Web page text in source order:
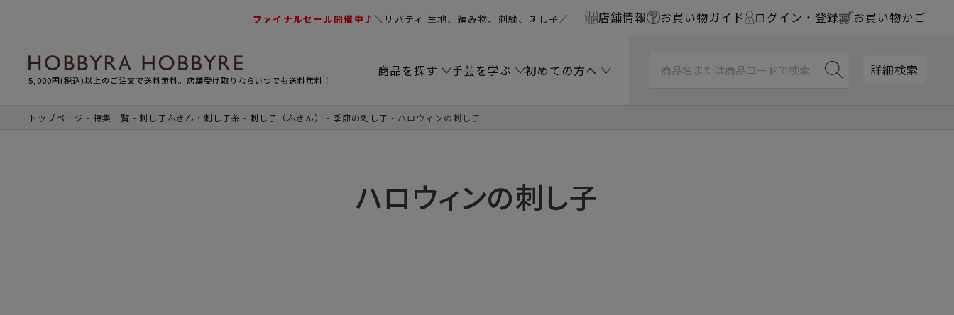
ファイナルセール開催中♪＼リバティ 生地、編み物、刺繍、刺し子／ 店舗情報 お買い物ガイド ログイン・登録 お買い物かご
5,000円(税込)以上のご注文で送料無料。店舗受け取りならいつでも送料無料！
商品を探す 手芸を学ぶ 初めての方へ 詳細検索
トップページ 特集一覧 刺し子ふきん・刺し子糸 刺し子（ふきん） 季節の刺し子 ハロウィンの刺し子
ハロウィンの刺し子